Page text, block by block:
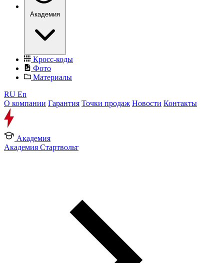
Академия
Кросс-коды
Фото
Материалы
RU En
О компании Гарантия Точки продаж Новости Контакты
Академия
Академия Стартвольт